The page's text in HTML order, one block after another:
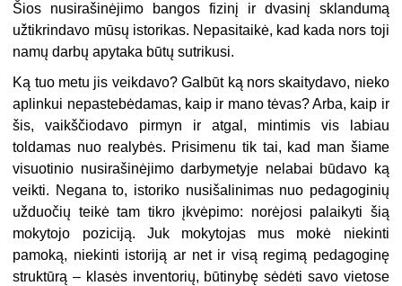
Šios nusirašinėjimo bangos fizinį ir dvasinį sklandumą
užtikrindavo mūsų istorikas. Nepasitaikė, kad kada nors toji
namų darbų apytaka būtų sutrikusi.
Ką tuo metu jis veikdavo? Galbūt ką nors skaitydavo, nieko
aplinkui nepastebėdamas, kaip ir mano tėvas? Arba, kaip ir
šis, vaikščiodavo pirmyn ir atgal, mintimis vis labiau
toldamas nuo realybės. Prisimenu tik tai, kad man šiame
visuotinio nusirašinėjimo darbymetyje nelabai būdavo ką
veikti. Negana to, istoriko nusišalinimas nuo pedagoginių
užduočių teikė tam tikro įkvėpimo: norėjosi palaikyti šią
mokytojo poziciją. Juk mokytojas mus mokė niekinti
pamoką, niekinti istoriją ar net ir visą regimą pedagoginę
struktūrą – klasės inventorių, būtinybę sėdėti savo vietose